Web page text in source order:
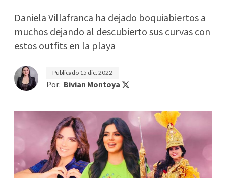
Daniela Villafranca ha dejado boquiabiertos a
muchos dejando al descubierto sus curvas con
estos outfits en la playa
Publicado 15 dic. 2022
Por: Bivian Montoya